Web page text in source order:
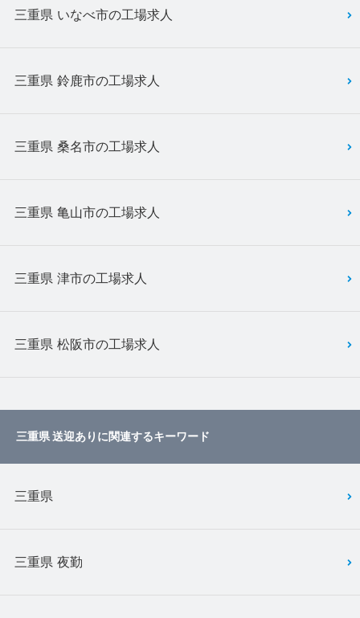
三重県 いなべ市の工場求人
三重県 鈴鹿市の工場求人
三重県 桑名市の工場求人
三重県 亀山市の工場求人
三重県 津市の工場求人
三重県 松阪市の工場求人
三重県 送迎ありに関連するキーワード
三重県
三重県 夜勤